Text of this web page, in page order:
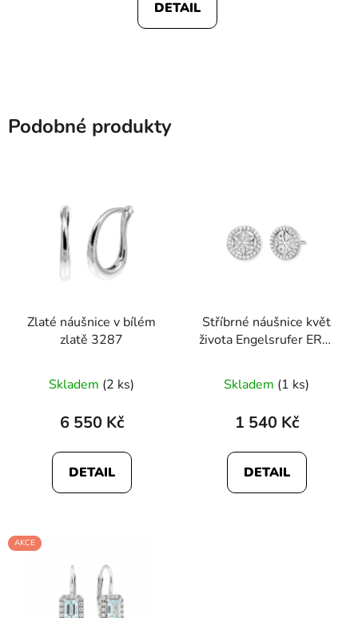
DETAIL
Podobné produkty
Zlaté náušnice v bílém
zlatě 3287
Skladem (2 ks)
6 550 Kč
DETAIL
Stříbrné náušnice květ
života Engelsrufer ERE-
Skladem (1 ks)
1 540 Kč
DETAIL
AKCE